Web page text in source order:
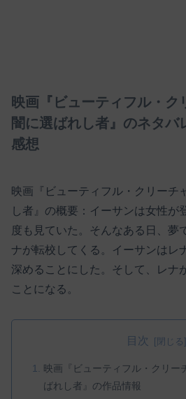
映画『ビューティフル・ク
闇に選ばれし者』のネタバ
感想
映画『ビューティフル・クリーチ
し者』の概要：イーサンは女性が
度も見ていた。そんなある日、夢
ナが転校してくる。イーサンはレ
深めることにした。そして、レナ
ことになる。
目次
映画『ビューティフル・クリー
ばれし者』の作品情報